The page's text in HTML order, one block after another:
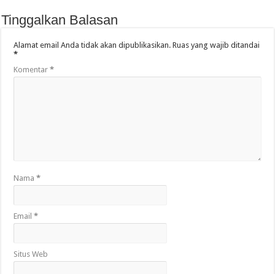
Tinggalkan Balasan
Alamat email Anda tidak akan dipublikasikan. Ruas yang wajib ditandai
*
Komentar*
Nama*
Email*
Situs Web